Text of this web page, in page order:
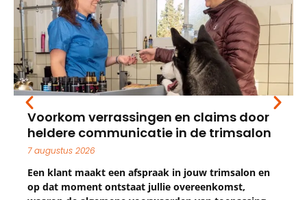
en claims door
in de trimsalon
in jouw trimsalon en
overeenkomst,
Conceptverslag
online beschikbaar
Het conceptverslag van de
Ledenvergadering (ALV)